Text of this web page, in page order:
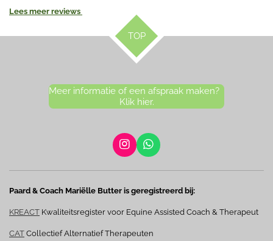
Lees meer reviews
TOP
Meer informatie of een afspraak maken?
Klik hier.
I
n
s
a
m
W
h
a
s
p
Paard & Coach Mariëlle Butter is geregistreerd bij:
KREACT Kwaliteitsregister voor Equine Assisted Coach & Therapeut
CAT Collectief Alternatief Therapeuten